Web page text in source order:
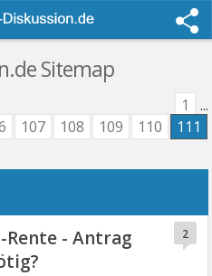
Sitemap
1
...
107 108 109 110 111
Rente - Antrag
2